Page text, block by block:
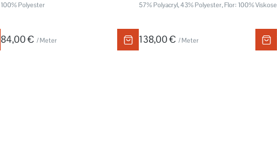
100% Polyester
84,00 € / Meter
57% Polyacryl, 43% Polyester, Flor: 100% Viskose
138,00 € / Meter